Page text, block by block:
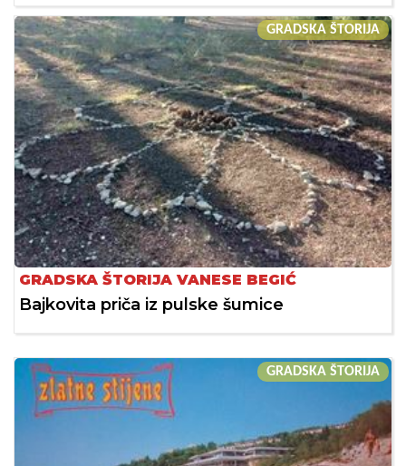
GRADSKA ŠTORIJA
GRADSKA ŠTORIJA VANESE BEGIĆ
Bajkovita priča iz pulske šumice
GRADSKA ŠTORIJA